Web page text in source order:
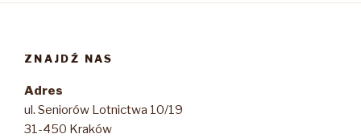
ZNAJDŹ NAS
Adres
ul. Seniorów Lotnictwa 10/19
31-450 Kraków